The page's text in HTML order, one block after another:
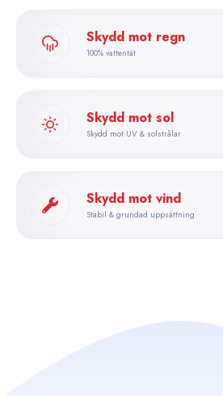
Skydd mot regn
100% vattentät
Skydd mot sol
Skydd mot UV & solstrålar
Skydd mot vind
Stabil & grundad uppsättning